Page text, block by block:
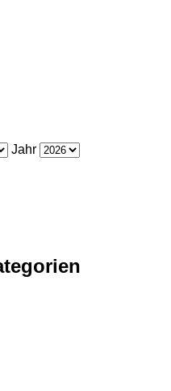
Jahr